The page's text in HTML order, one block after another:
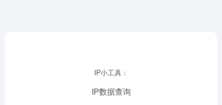
IP小工具：
IP数据查询